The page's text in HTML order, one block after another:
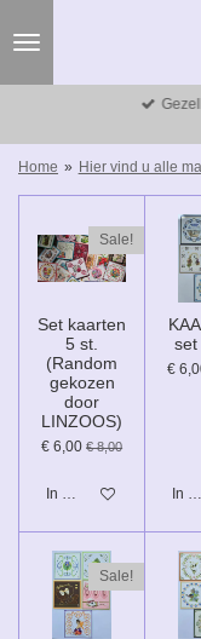
direct
Home » Hier vind u alle
Sale!
Set kaarten
5 st.
(Random
gekozen
door
LINZOOS)
€ 6,00 € 8,00
In winkelwagen
set
€
In
Sale!